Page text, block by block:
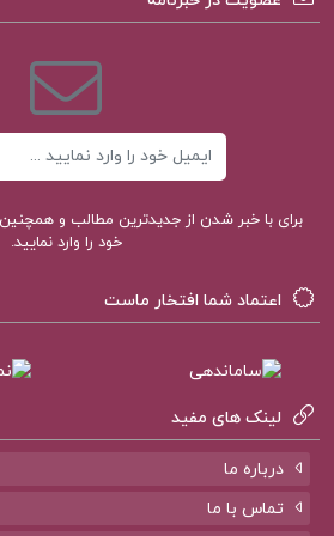
دانلود رایگان کتاب اقتصاد کلان
دانلود رایگان کتاب اقتصاد کلان
حل المسائل اقتصاد کلان تیمور
کتاب اقتصاد کلان 2 تیمور رحمانی
نمونه سوالات اقتصاد کلان تیمور
کتاب پیشنهادی پروژه کده
برای با خبر شدن از جدیدترین مطالب و
خود را وارد نمایید.
اعتماد شما افتخار ماست
لینک های مفید
درباره ما
تماس با ما